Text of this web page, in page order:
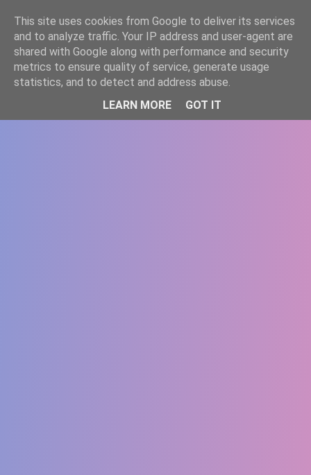
WWW.GAZISTI.RO
This site uses cookies from Google to deliver its services
and to analyze traffic. Your IP address and user-agent are
shared with Google along with performance and security
metrics to ensure quality of service, generate usage
statistics, and to detect and address abuse.
LEARN MORE
GOT IT